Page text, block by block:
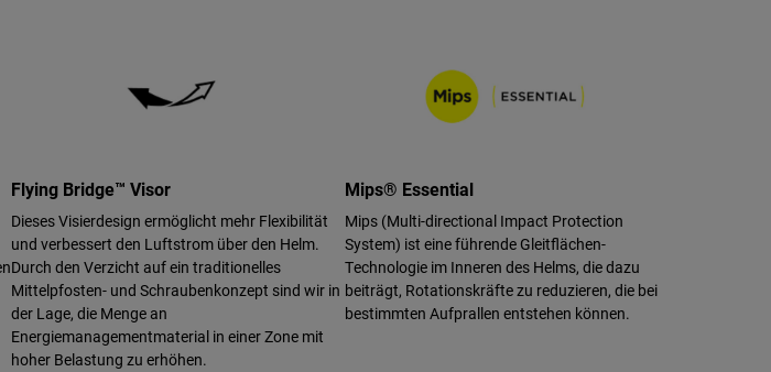
Flying Bridge™ Visor
Dieses Visierdesign ermöglicht mehr Flexibilität
und verbessert den Luftstrom über den Helm.
Durch den Verzicht auf ein traditionelles
Mittelpfosten- und Schraubenkonzept sind wir in
der Lage, die Menge an
Energiemanagementmaterial in einer Zone mit
hoher Belastung zu erhöhen.
Mips® Essential
Mips (Multi-directional Impact Protection
System) ist eine führende Gleitflächen-
Technologie im Inneren des Helms, die dazu
beiträgt, Rotationskräfte zu reduzieren, die bei
bestimmten Aufprallen entstehen können.